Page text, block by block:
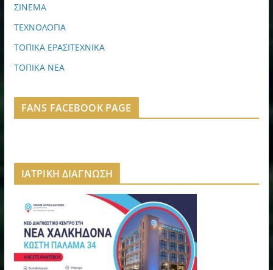
ΣΙΝΕΜΑ
ΤΕΧΝΟΛΟΓΙΑ
ΤΟΠΙΚΑ ΕΡΑΣΙΤΕΧΝΙΚΑ
ΤΟΠΙΚΑ ΝΕΑ
FANS FACEBOOK PAGE
ΙΑΤΡΙΚΗ ΔΙΑΓΝΩΣΗ